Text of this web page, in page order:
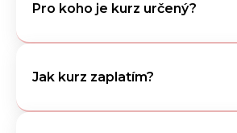
Pro koho je kurz určený?
Jak kurz zaplatím?